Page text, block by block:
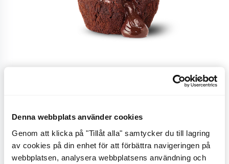
Denna webbplats använder cookies
Genom att klicka på "Tillåt alla" samtycker du till lagring
av cookies på din enhet för att förbättra navigeringen på
webbplatsen, analysera webbplatsens användning och
Lava cake
Chocolate Lava Cake.